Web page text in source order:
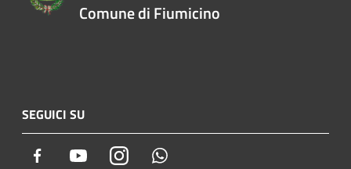
Comune di Fiumicino
SEGUICI SU
Facebook YoutubeInstagram